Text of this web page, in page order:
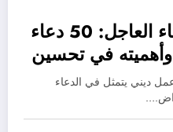
الدعاء للمريض بالشفاء العاجل: 50 دعاء
في تحسين
ديني يتمثل في الدعاء